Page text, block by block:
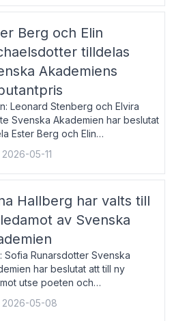
Berg och Elin
tilldelas
Akademiens
Leonard Stenberg och Elvira
Svenska Akademien har beslutat
Ester Berg och Elin
Svenska Akademiens
för år 2026. Priset är
och syftar till att lyfta fram
2026-05-11
Hallberg har valts till
av Svenska
Sofia Runarsdotter Svenska
har beslutat att till ny
utse poeten och
Anna Hallberg. Hon
poeten Tua Forsström på
2026-05-08